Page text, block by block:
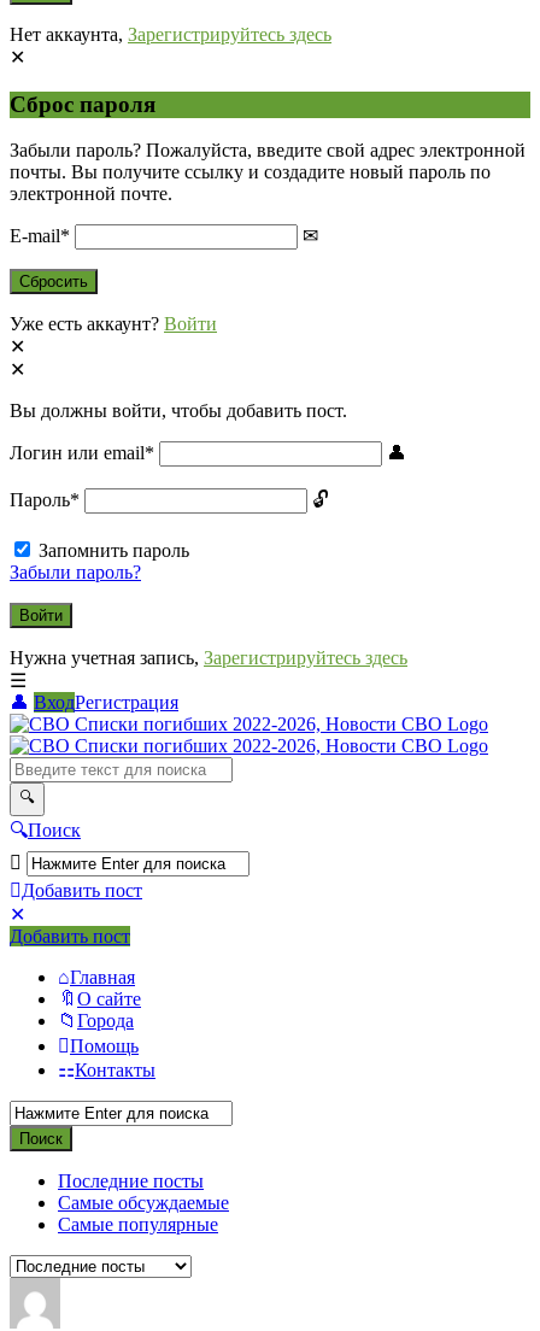
Нет аккаунта, Зарегистрируйтесь здесь
Сброс пароля
Забыли пароль? Пожалуйста, введите свой адрес электронной
почты. Вы получите ссылку и создадите новый пароль по
электронной почте.
E-mail*
Уже есть аккаунт? Войти
Вы должны войти, чтобы добавить пост.
Логин или email*
Пароль*
Запомнить пароль
Забыли пароль?
Нужна учетная запись, Зарегистрируйтесь здесь
ВходРегистрация
СВО
Списки
погибших
2022-
2026,
Новости
СВО
Поиск
Добавить пост
Мобильное
меню
Добавить пост
Главная
О сайте
Города
Помощь
Контакты
Последние посты
Самые обсуждаемые
Самые популярные